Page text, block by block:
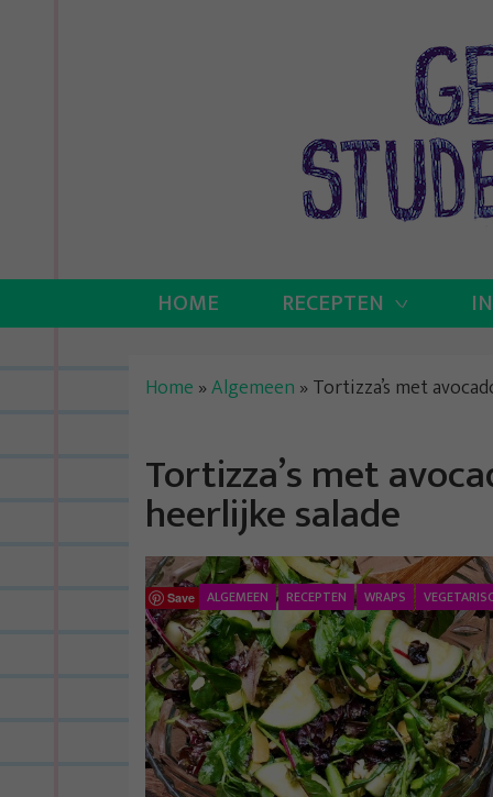
HOME RECEPTEN
Home »Algemeen » Tortizza’s met
Tortizza’s met
heerlijke salade
Save ALGEMEEN RECEPTEN WRAPS